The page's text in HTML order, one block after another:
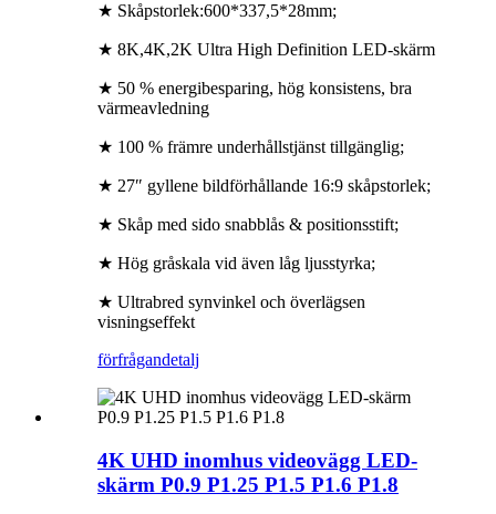
★ Skåpstorlek:600*337,5*28mm;
★ 8K,4K,2K Ultra High Definition LED-skärm
★ 50 % energibesparing, hög konsistens, bra
värmeavledning
★ 100 % främre underhållstjänst tillgänglig;
★ 27″ gyllene bildförhållande 16:9 skåpstorlek;
★ Skåp med sido snabblås & positionsstift;
★ Hög gråskala vid även låg ljusstyrka;
★ Ultrabred synvinkel och överlägsen
visningseffekt
förfrågandetalj
4K UHD inomhus videovägg LED-
skärm P0.9 P1.25 P1.5 P1.6 P1.8